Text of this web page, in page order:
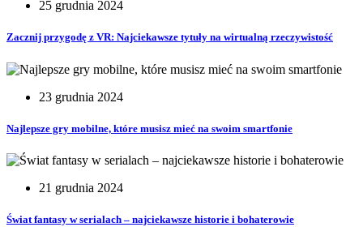
25 grudnia 2024
Zacznij przygodę z VR: Najciekawsze tytuły na wirtualną rzeczywistość
23 grudnia 2024
Najlepsze gry mobilne, które musisz mieć na swoim smartfonie
21 grudnia 2024
Świat fantasy w serialach – najciekawsze historie i bohaterowie